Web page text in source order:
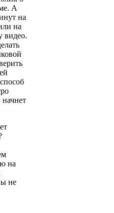
А
на
на
видео.
на
не